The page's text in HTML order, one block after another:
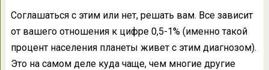
Соглашаться с этим или нет, решать вам. Все зависит
от вашего отношения к цифре 0,5-1% (именно такой
процент населения планеты живет с этим диагнозом).
Это на самом деле куда чаще, чем многие другие